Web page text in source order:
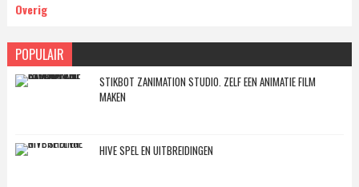
Overig
POPULAIR
STIKBOT ZANIMATION STUDIO. ZELF EEN ANIMATIE FILM
MAKEN
HIVE SPEL EN UITBREIDINGEN